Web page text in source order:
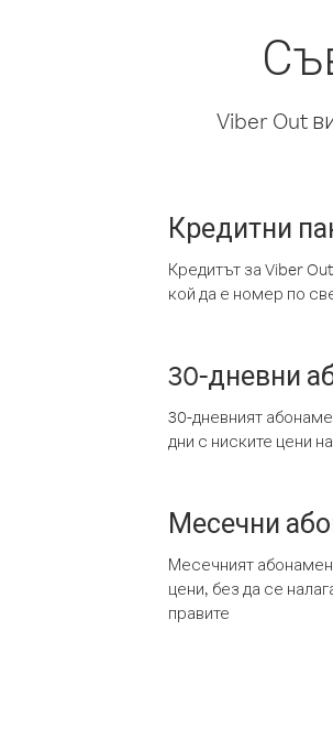
Viber Out
Кредитни
Кредитът за Viber
кой да е номер по
30-дневни
30-дневният
дни с ниските цени
Месечни
Месечният
цени, без да се
правите